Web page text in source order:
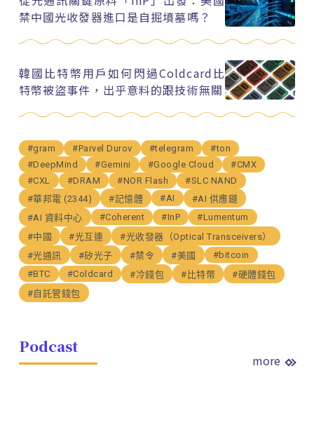
禁中國光收發器進口是自掘墳墓嗎？
韓國比特幣用戶如何閃過Coldcard比
特幣被盜事件，出乎意料的跟技術無關
#gram #Parvel Durov #telegram
#ton
#DeepMind
#Gemini #Google Cloud
#CMX
#CXL
#DRAM #NOR Flash
#SLC NAND
#華邦電 (2344)
#記憶體 #AI
#AI 供應鏈
#AI 資料中心
#Coherent #InP
#Lumentum
#中國
#光互連
#光收發器（Optical Transceivers）
#光通訊
#矽光子 #禁令 #美國
#bitcoin
#BTC
#Coldcard #冷錢包 #比特幣
#硬體錢包
#自託管錢包
Podcast
more